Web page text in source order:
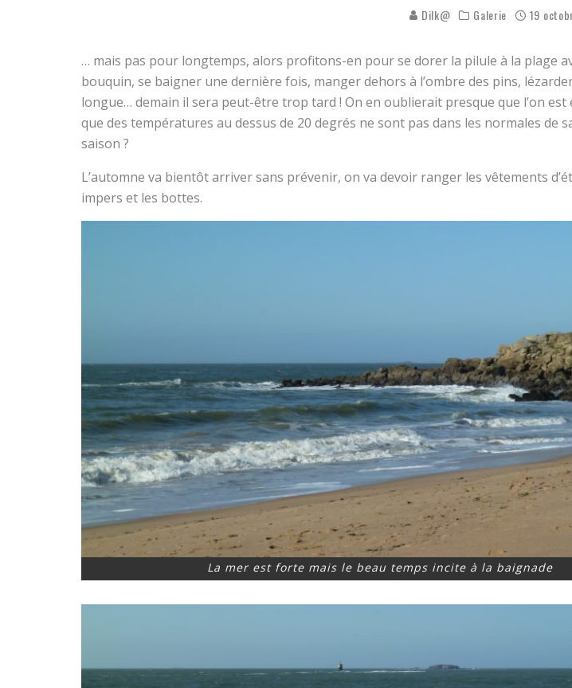
Dilk@ Galerie 19
… mais pas pour longtemps, alors profitons-en pour se dorer la pilule à la plage
bouquin, se baigner une dernière fois, manger dehors à l’ombre des pins,
longue… demain il sera peut-être trop tard ! On en oublierait presque que l’on est
que des températures au dessus de 20 degrés ne sont pas dans les normales de
saison ?
L’automne va bientôt arriver sans prévenir, on va devoir ranger les vêtements
impers et les bottes.
La mer est forte mais le beau temps incite à la baignade